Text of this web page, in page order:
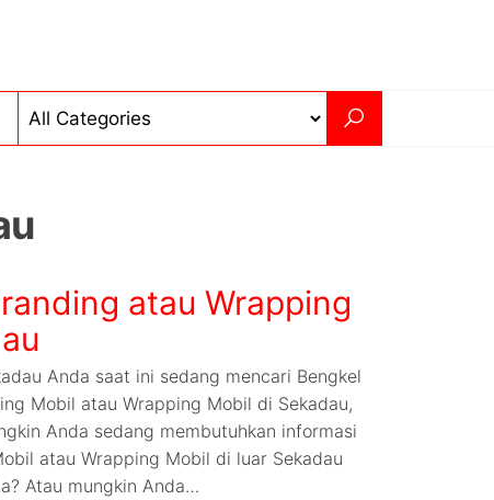
atau Wrapping
Anda saat ini sedang mencari Bengkel
Mobil atau Wrapping Mobil di Sekadau,
Anda sedang membutuhkan informasi
atau Wrapping Mobil di luar Sekadau
Atau mungkin Anda…